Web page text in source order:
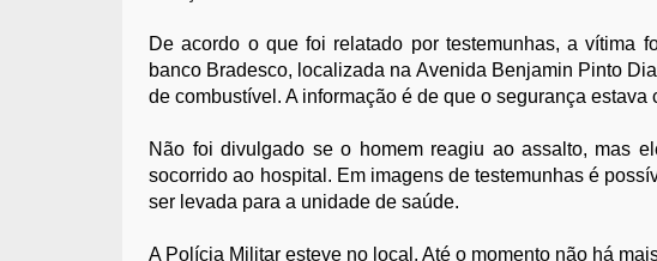
De acordo o que foi relatado por testemunhas, a vítima
banco Bradesco, localizada na Avenida Benjamin Pinto
de combustível. A informação é de que o segurança estava
Não foi divulgado se o homem reagiu ao assalto, mas
socorrido ao hospital. Em imagens de testemunhas é
ser levada para a unidade de saúde.
A Polícia Militar esteve no local. Até o momento não há